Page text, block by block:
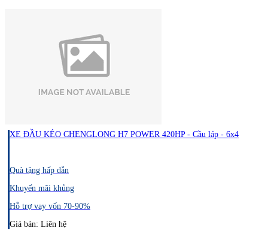
XE ĐẦU KÉO CHENGLONG H7 POWER 420HP - Cầu láp - 6x4
Quà tặng hấp dẫn
Khuyến mãi khủng
Hỗ trợ vay vốn 70-90%
Giá bán: Liên hệ